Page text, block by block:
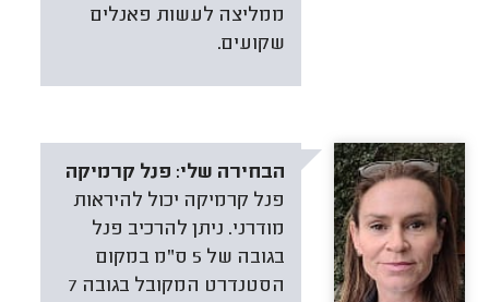
ממליצה לעשות פאנלים
שקועים.
הבחירה שלי: פנל קרמיקה
פנל קרמיקה יכול להיראות
מודרני. ניתן להרכיב פנל
בגובה של 5 ס"מ במקום
הסטנדרט המקובל בגובה 7